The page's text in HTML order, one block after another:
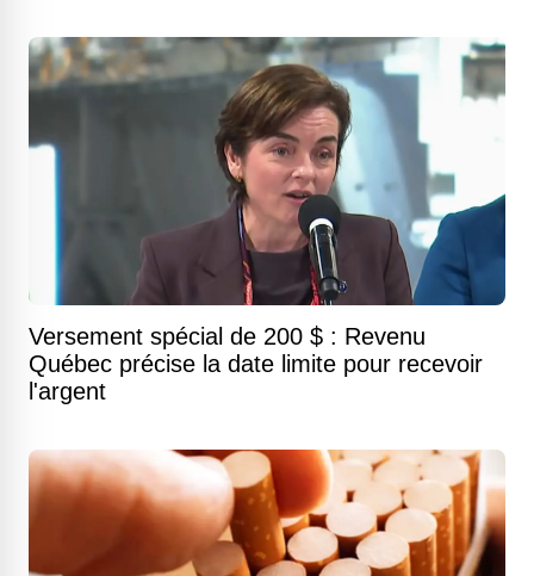
Versement spécial de 200 $ : Revenu
Québec précise la date limite pour recevoir
l'argent